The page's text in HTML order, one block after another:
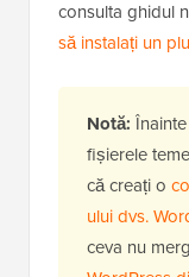
consulta ghidul
să instalați un
Notă:
fișierele
că creați o
ului dvs.
ceva nu